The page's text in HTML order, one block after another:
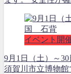
イベント開
9月1日（土）～
須賀川市立博物